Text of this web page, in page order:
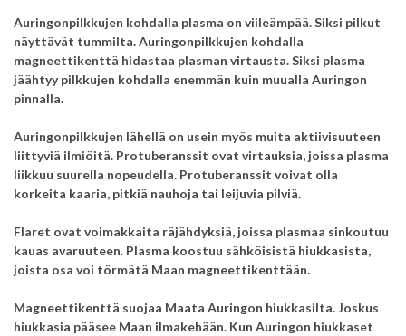
Auringonpilkkujen kohdalla plasma on viileämpää. Siksi pilkut
näyttävät tummilta. Auringonpilkkujen kohdalla
magneettikenttä hidastaa plasman virtausta. Siksi plasma
jäähtyy pilkkujen kohdalla enemmän kuin muualla Auringon
pinnalla.
Auringonpilkkujen lähellä on usein myös muita aktiivisuuteen
liittyviä ilmiöitä. Protuberanssit ovat virtauksia, joissa plasma
liikkuu suurella nopeudella. Protuberanssit voivat olla
korkeita kaaria, pitkiä nauhoja tai leijuvia pilviä.
Flaret ovat voimakkaita räjähdyksiä, joissa plasmaa sinkoutuu
kauas avaruuteen. Plasma koostuu sähköisistä hiukkasista,
joista osa voi törmätä Maan magneettikenttään.
Magneettikenttä suojaa Maata Auringon hiukkasilta. Joskus
hiukkasia pääsee Maan ilmakehään. Kun Auringon hiukkaset